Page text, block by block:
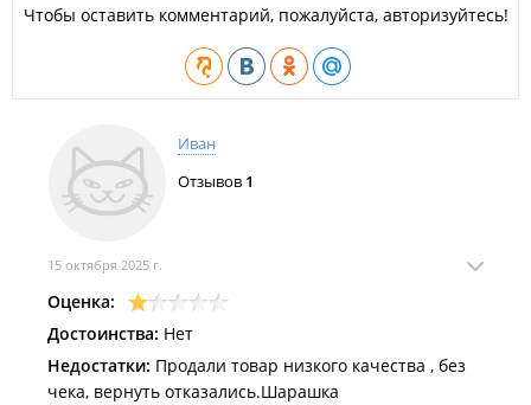
Чтобы оставить комментарий, пожалуйста, авторизуйтесь!
Иван
Отзывов 1
15 октября 2025 г.
Оценка:
Достоинства: Нет
Недостатки: Продали товар низкого качества , без
чека, вернуть отказались.Шарашка